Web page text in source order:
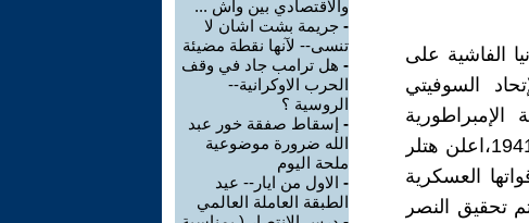
الفاشية على
السوفيتي
الالمانيه ،اي تحويل الرايخشتاخ إلى امبراطورية عالمية .في 30-3-1941،اعلن هتلر
العسكرية
تحقيق النصر
والاقتصادي بين واش ...
- جريمة بشت اشان لا
تنسى-- لآنها نقطة مضيئة
- هل ترامب جاد في وقف
الحرب الاوكرانية--
الروسية ؟
- إسقاط صفقة خور عبد
الله ضرورة موضوعية
ملحة اليوم
- الاول من ايار-- عيد
الطبقة العاملة العالمي